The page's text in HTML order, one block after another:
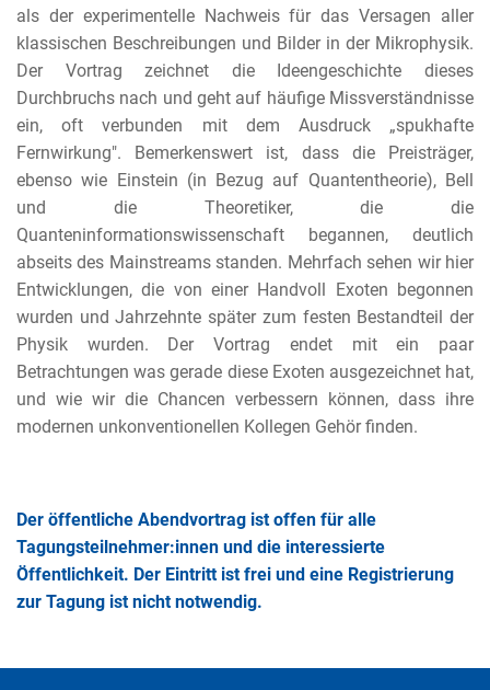
als der experimentelle Nachweis für das Versagen aller
klassischen Beschreibungen und Bilder in der Mikrophysik.
Der Vortrag zeichnet die Ideengeschichte dieses
Durchbruchs nach und geht auf häufige Missverständnisse
ein, oft verbunden mit dem Ausdruck „spukhafte
Fernwirkung". Bemerkenswert ist, dass die Preisträger,
ebenso wie Einstein (in Bezug auf Quantentheorie), Bell
und die Theoretiker, die die
Quanteninformationswissenschaft begannen, deutlich
abseits des Mainstreams standen. Mehrfach sehen wir hier
Entwicklungen, die von einer Handvoll Exoten begonnen
wurden und Jahrzehnte später zum festen Bestandteil der
Physik wurden. Der Vortrag endet mit ein paar
Betrachtungen was gerade diese Exoten ausgezeichnet hat,
und wie wir die Chancen verbessern können, dass ihre
modernen unkonventionellen Kollegen Gehör finden.
Der öffentliche Abendvortrag ist offen für alle
Tagungsteilnehmer:innen und die interessierte
Öffentlichkeit. Der Eintritt ist frei und eine Registrierung
zur Tagung ist nicht notwendig.